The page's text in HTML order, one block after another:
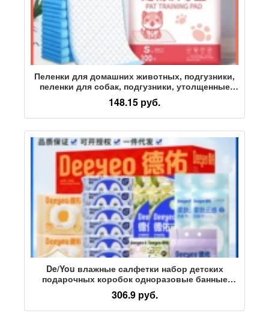
Пеленки для домашних животных, подгузники,
пеленки для собак, подгузники, утолщенные
подгузники, подгузники, мяу, туалетные
принадлежности для дрессировки домашних
животных
148.15 руб.
De/You влажные салфетки набор детских
подарочных коробок одноразовые банные
полотенца подгузники в подарок приобретите
одну штуку в честь праздничного
благословения
306.9 руб.